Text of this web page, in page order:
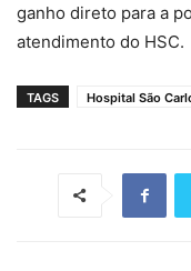
ganho direto para a
atendimento do HSC.
TAGS Hospital São